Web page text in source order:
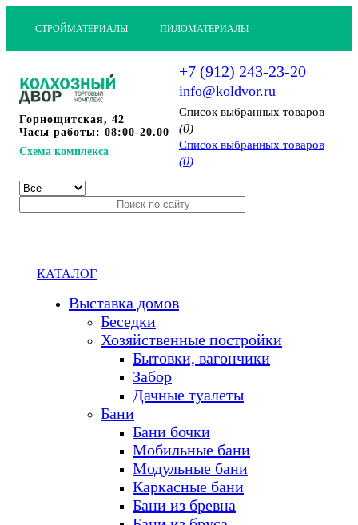
СТРОЙМАТЕРИАЛЫ ПИЛОМАТЕРИАЛЫ
Горнощитская, 42
Часы работы: 08:00-20.00
Схема комплекса
+7 (912) 243-23-20
info@koldvor.ru
Cписок выбранных товаров
(0)
Cписок выбранных товаров
(0)
КАТАЛОГ
Выставка домов
Беседки
Хозяйственные постройки
Бытовки, вагончики
Забор
Дачные туалеты
Бани
Бани бочки
Мобильные бани
Модульные бани
Каркасные бани
Бани из бревна